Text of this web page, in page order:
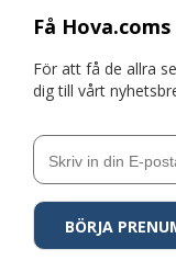
Få
För att få de allra
dig till vårt